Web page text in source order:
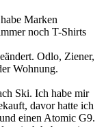
Marken
noch T-Shirts
Odlo, Ziener,
Wohnung.
Ski. Ich habe mir
davor hatte ich
einen Atomic G9.